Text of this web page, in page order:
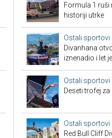
Formula 1 ruši
historiji utrke
Ostali sportovi
Divanhana
iznenadio i let
Ostali sportovi
Deseti trofej
Ostali sportovi
Red Bull Cliff